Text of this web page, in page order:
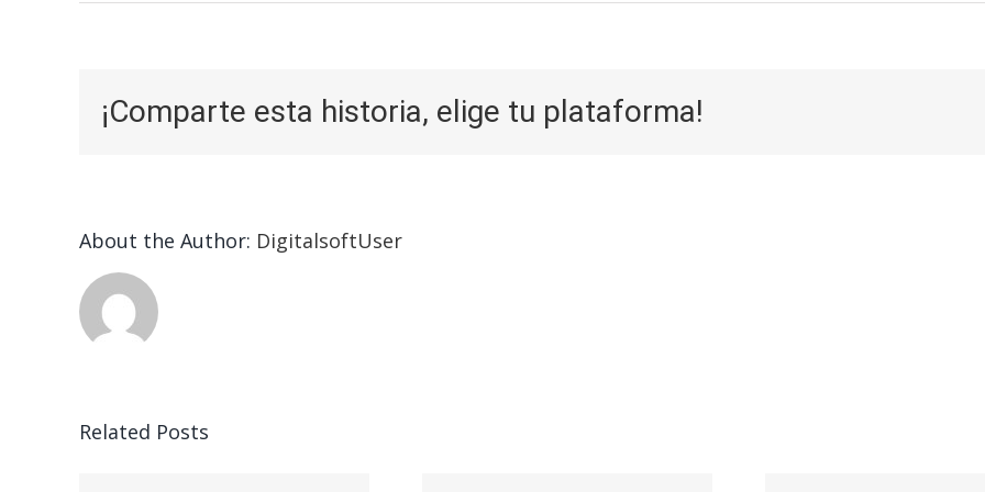
¡Comparte esta historia, elige tu plataforma!
About the Author: DigitalsoftUser
Related Posts